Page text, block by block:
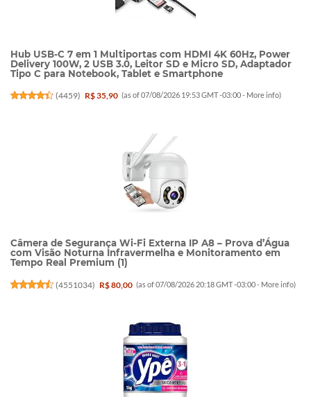
Hub USB-C 7 em 1 Multiportas com HDMI 4K 60Hz, Power
Delivery 100W, 2 USB 3.0, Leitor SD e Micro SD, Adaptador
Tipo C para Notebook, Tablet e Smartphone
(4459) R$ 35,90 (as of 07/08/2026 19:53 GMT -03:00 - More info)
Câmera de Segurança Wi-Fi Externa IP A8 – Prova d’Água
com Visão Noturna Infravermelha e Monitoramento em
Tempo Real Premium (1)
(4551034) R$ 80,00 (as of 07/08/2026 20:18 GMT -03:00 - More info)